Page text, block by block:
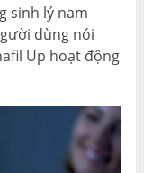
sinh lý nam
dùng nói
Up hoạt động